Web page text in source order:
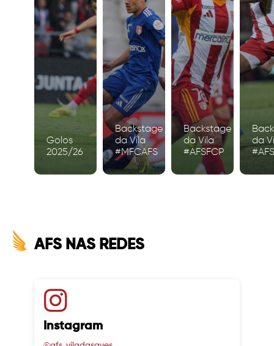
Golos
2025/26
Backstage
da Vila
#MFCAFS
Backstage
da Vila
#AFSFCP
da
AFS NAS REDES
Instagram